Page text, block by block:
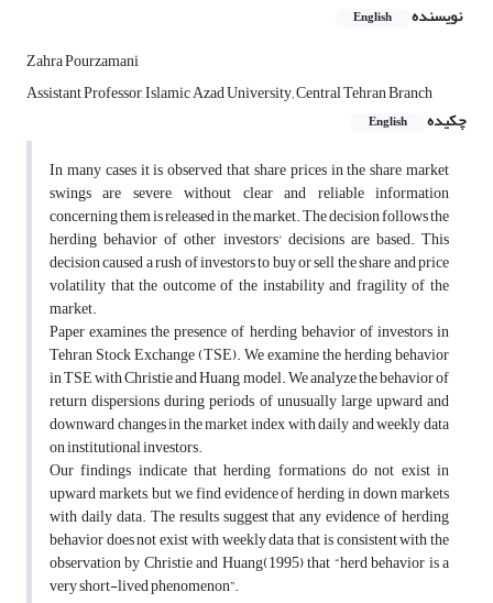
نویسنده English
Zahra Pourzamani
Assistant Professor, Islamic Azad University‚ Central Tehran Branch
چکیده
English
In many cases it is observed that share prices in the share market
swings are severe, without clear and reliable information
concerning them is released in the market. The decision follows the
herding behavior of other investors' decisions are based. This
decision caused a rush of investors to buy or sell the share and price
volatility that the outcome of the instability and fragility of the
market.
Paper examines the presence of herding behavior of investors in
Tehran Stock Exchange (TSE). We examine the herding behavior
in TSE with Christie and Huang model. We analyze the behavior of
return dispersions during periods of unusually large upward and
downward changes in the market index with daily and weekly data
on institutional investors.
Our findings indicate that herding formations do not exist in
upward markets, but we find evidence of herding in down markets
with daily data. The results suggest that any evidence of herding
behavior does not exist with weekly data that is consistent with the
observation by Christie and Huang(1995) that “herd behavior is a
very short-lived phenomenon”.